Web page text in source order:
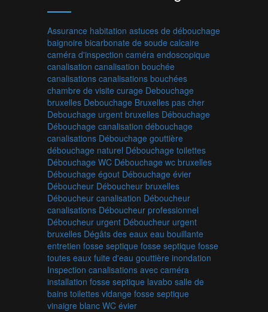
Assurance habitation astuces de débouchage
baignoire bicarbonate de soude calcaire
caméra d'inspection caméra endoscopique
canalisation canalisation bouchée
canalisations canalisations bouchées
chambre de visite curage Debouchage
bruxelles Debouchage Bruxelles pas cher
Debouchage urgent bruxelles Débouchage
Débouchage canalisation débouchage
canalisations Débouchage gouttière
débouchage naturel Débouchage toilettes
Débouchage WC Débouchage wc bruxelles
Débouchage égout Débouchage évier
Déboucheur Déboucheur bruxelles
Déboucheur canalisation Déboucheur
canalisations Déboucheur professionnel
Déboucheur urgent Déboucheur urgent
bruxelles Dégâts des eaux eau bouillante
entretien fosse septique fosse septique fosse
toutes eaux fuite d'eau gouttière inondation
Inspection canalisations avec caméra
installation fosse septique lavabo salle de
bains toilettes vidange fosse septique
vinaigre blanc WC évier